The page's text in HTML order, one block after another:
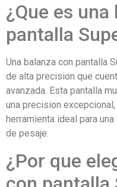
¿Que es
pantalla
Una balanza con pantalla
de alta precision que
avanzada. Esta pantalla
una precision
herramienta ideal para
de pesaje.
¿Por que